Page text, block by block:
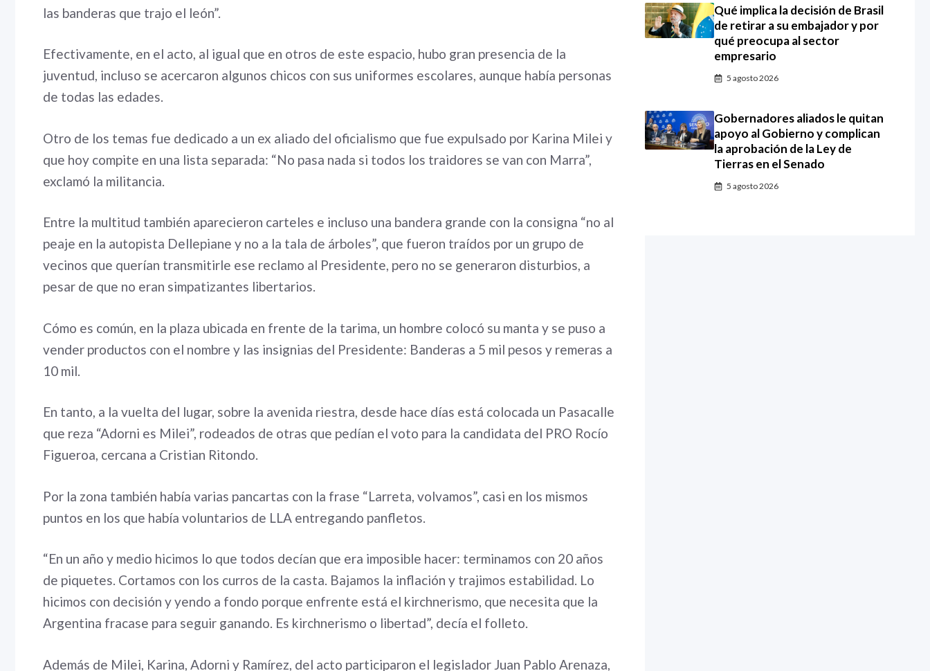
las banderas que trajo el león”.
Efectivamente, en el acto, al igual que en otros de este espacio, hubo gran presencia de la
juventud, incluso se acercaron algunos chicos con sus uniformes escolares, aunque había personas
de todas las edades.
Otro de los temas fue dedicado a un ex aliado del oficialismo que fue expulsado por Karina Milei y
que hoy compite en una lista separada: “No pasa nada si todos los traidores se van con Marra”,
exclamó la militancia.
Entre la multitud también aparecieron carteles e incluso una bandera grande con la consigna “no al
peaje en la autopista Dellepiane y no a la tala de árboles”, que fueron traídos por un grupo de
vecinos que querían transmitirle ese reclamo al Presidente, pero no se generaron disturbios, a
pesar de que no eran simpatizantes libertarios.
Cómo es común, en la plaza ubicada en frente de la tarima, un hombre colocó su manta y se puso a
vender productos con el nombre y las insignias del Presidente: Banderas a 5 mil pesos y remeras a
10 mil.
En tanto, a la vuelta del lugar, sobre la avenida riestra, desde hace días está colocada un Pasacalle
que reza “Adorni es Milei”, rodeados de otras que pedían el voto para la candidata del PRO Rocío
Figueroa, cercana a Cristian Ritondo.
Por la zona también había varias pancartas con la frase “Larreta, volvamos”, casi en los mismos
puntos en los que había voluntarios de LLA entregando panfletos.
“En un año y medio hicimos lo que todos decían que era imposible hacer: terminamos con 20 años
de piquetes. Cortamos con los curros de la casta. Bajamos la inflación y trajimos estabilidad. Lo
hicimos con decisión y yendo a fondo porque enfrente está el kirchnerismo, que necesita que la
Argentina fracase para seguir ganando. Es kirchnerismo o libertad”, decía el folleto.
Además de Milei, Karina, Adorni y Ramírez, del acto participaron el legislador Juan Pablo Arenaza,
Qué implica la decisión de Brasil
de retirar a su embajador y por
qué preocupa al sector
empresario
5 agosto 2026
Gobernadores aliados le quitan
apoyo al Gobierno y complican
la aprobación de la Ley de
Tierras en el Senado
5 agosto 2026